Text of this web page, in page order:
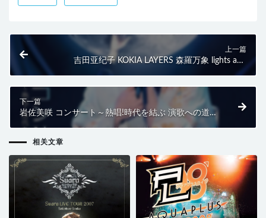
上一篇
吉田亚纪子 KOKIA LAYERS 森羅万象 lights and
shadows (2017) BD蓝光原盘 22.4G
下一篇
岩佐美咲 コンサート～熱唱!時代を結ぶ 演歌への道～
(2017) BD蓝光原盘 44.2G
相关文章